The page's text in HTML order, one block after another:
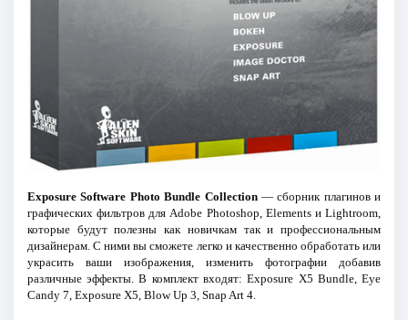
Exposure Software Photo Bundle Collection— сборник плагинов и
графических фильтров для Adobe Photoshop, Elements и Lightroom,
которые будут полезны как новичкам так и профессиональным
дизайнерам. С ними вы cможете легко и качественно обработать или
украсить ваши изображения, изменить фотографии добавив
различные эффекты. В комплект входят: Exposure X5 Bundle, Eye
Candy 7, Exposure X5, Blow Up 3, Snap Art 4.